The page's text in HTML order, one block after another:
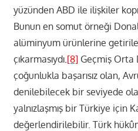
yüzünden ABD ile ilişkiler
Bunun en somut örneği
alüminyum ürünlerine
çıkarmasıydı. [8]Geçmiş Orta
çoğunlukla başarısız olan,
denilebilecek bir seviyede
yalnızlaşmış bir Türkiye için
değerlendirilebilir. Türk